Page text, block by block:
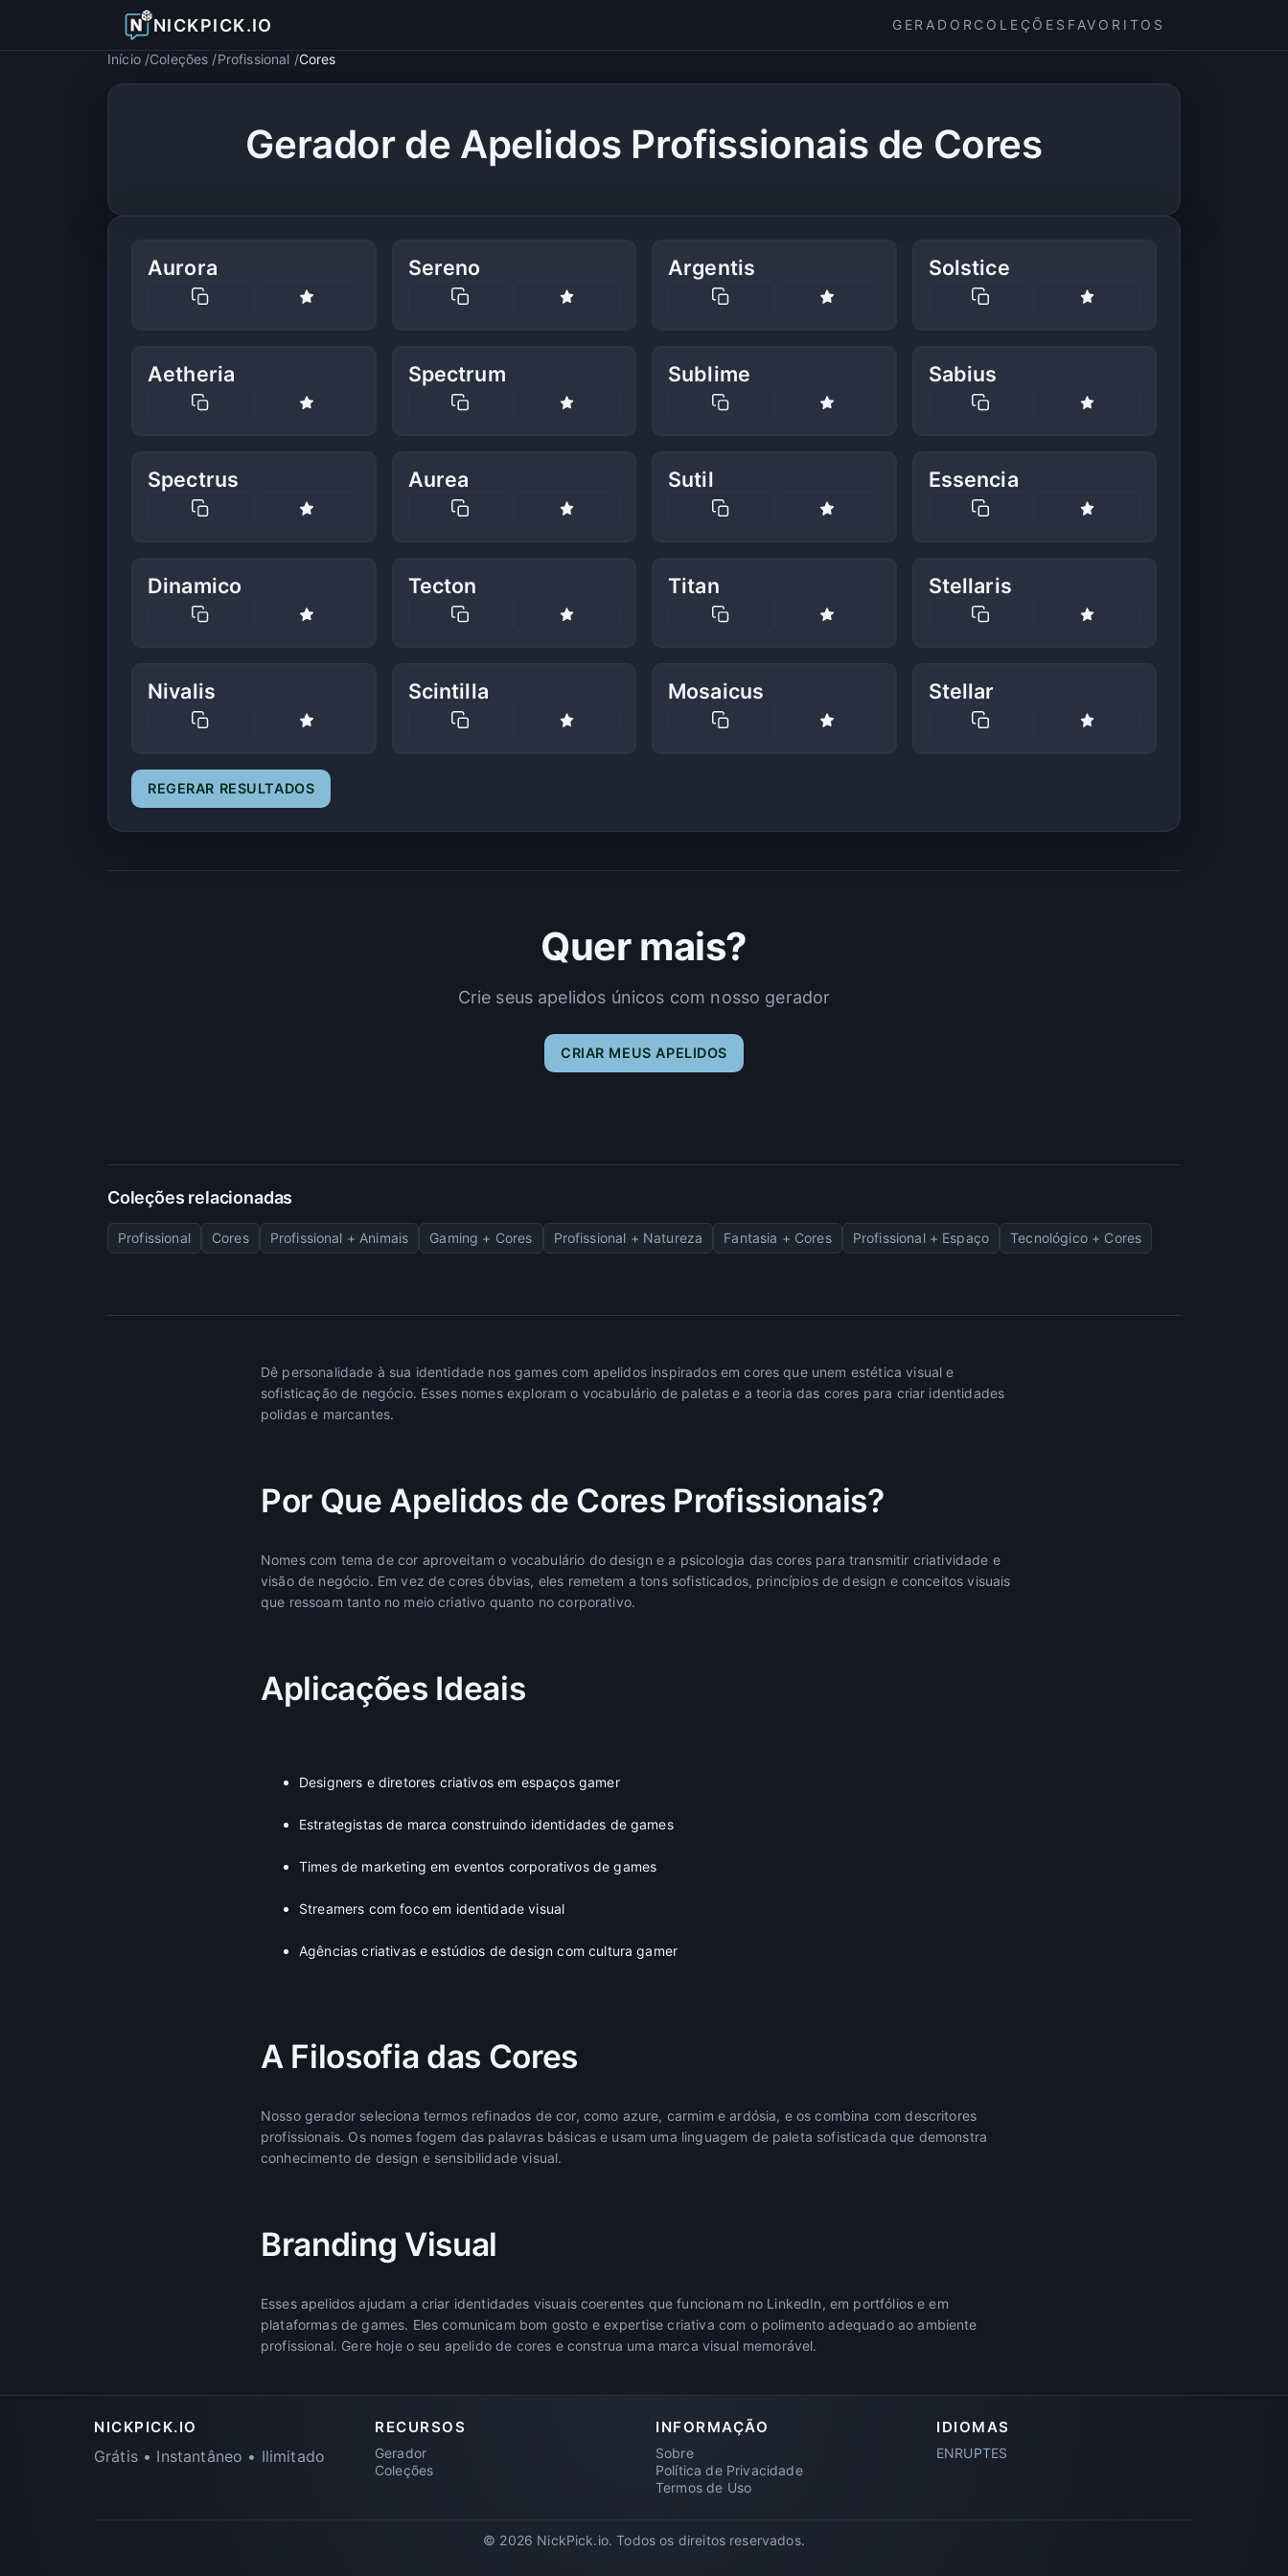
NICKPICK.IO GERADOR COLEÇÕES FAVORITOS
Início Coleções Profissional Cores
Gerador de Apelidos Profissionais de Cores
Aurora Sereno Argentis Solstice
Aetheria Spectrum Sublime Sabius
Spectrus Aurea Sutil Essencia
Dinamico Tecton Titan Stellaris
Nivalis Scintilla Mosaicus Stellar
REGERAR RESULTADOS
Quer mais?
Crie seus apelidos únicos com nosso gerador
CRIAR MEUS APELIDOS
Coleções relacionadas
Profissional Cores Profissional + Animais Gaming + Cores Profissional + Natureza Fantasia + Cores Profissional + Espaço Tecnológico + Cores
Dê personalidade à sua identidade nos games com apelidos inspirados em cores que unem estética visual e
sofisticação de negócio. Esses nomes exploram o vocabulário de paletas e a teoria das cores para criar identidades
polidas e marcantes.
Por Que Apelidos de Cores Profissionais?
Nomes com tema de cor aproveitam o vocabulário do design e a psicologia das cores para transmitir criatividade e
visão de negócio. Em vez de cores óbvias, eles remetem a tons sofisticados, princípios de design e conceitos visuais
que ressoam tanto no meio criativo quanto no corporativo.
Aplicações Ideais
Designers e diretores criativos em espaços gamer
Estrategistas de marca construindo identidades de games
Times de marketing em eventos corporativos de games
Streamers com foco em identidade visual
Agências criativas e estúdios de design com cultura gamer
A Filosofia das Cores
Nosso gerador seleciona termos refinados de cor, como azure, carmim e ardósia, e os combina com descritores
profissionais. Os nomes fogem das palavras básicas e usam uma linguagem de paleta sofisticada que demonstra
conhecimento de design e sensibilidade visual.
Branding Visual
Esses apelidos ajudam a criar identidades visuais coerentes que funcionam no LinkedIn, em portfólios e em
plataformas de games. Eles comunicam bom gosto e expertise criativa com o polimento adequado ao ambiente
profissional. Gere hoje o seu apelido de cores e construa uma marca visual memorável.
NICKPICK.IO
Grátis • Instantâneo • Ilimitado
RECURSOS
Gerador
Coleções
INFORMAÇÃO
Sobre
Política de Privacidade
Termos de Uso
IDIOMAS
ENRUPTES
© 2026 NickPick.io. Todos os direitos reservados.